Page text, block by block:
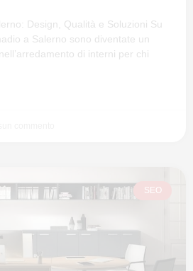
Design, Qualità e Soluzioni Su
a Salerno sono diventate un
di interni per chi
SEO